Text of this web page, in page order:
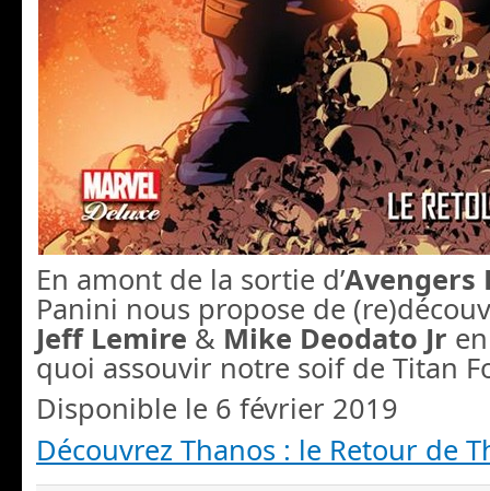
En amont de la sortie d’Avengers
Panini nous propose de
Jeff Lemire & Mike Deodato Jr
quoi assouvir notre soif de Titan
Disponible le 6 février 2019
Découvrez Thanos : le Retour de